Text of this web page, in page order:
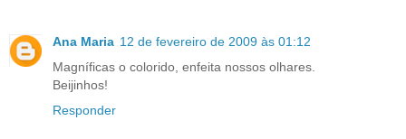
Ana Maria 12 de fevereiro de 2009 às 01:12
Magníficas o colorido, enfeita nossos olhares.
Beijinhos!
Responder